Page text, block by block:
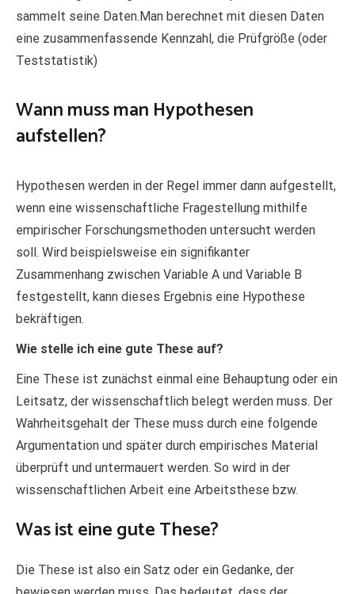
sammelt seine Daten.Man berechnet mit diesen Daten
eine zusammenfassende Kennzahl, die Prüfgröße (oder
Teststatistik)
Wann muss man Hypothesen
aufstellen?
Hypothesen werden in der Regel immer dann aufgestellt,
wenn eine wissenschaftliche Fragestellung mithilfe
empirischer Forschungsmethoden untersucht werden
soll. Wird beispielsweise ein signifikanter
Zusammenhang zwischen Variable A und Variable B
festgestellt, kann dieses Ergebnis eine Hypothese
bekräftigen.
Wie stelle ich eine gute These auf?
Eine These ist zunächst einmal eine Behauptung oder ein
Leitsatz, der wissenschaftlich belegt werden muss. Der
Wahrheitsgehalt der These muss durch eine folgende
Argumentation und später durch empirisches Material
überprüft und untermauert werden. So wird in der
wissenschaftlichen Arbeit eine Arbeitsthese bzw.
Was ist eine gute These?
Die These ist also ein Satz oder ein Gedanke, der